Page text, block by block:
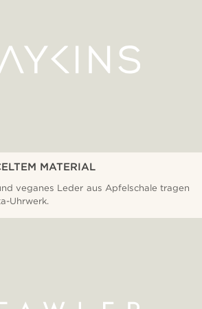
MATERIAL
veganes Leder aus Apfelschale tragen
Uhrwerk.